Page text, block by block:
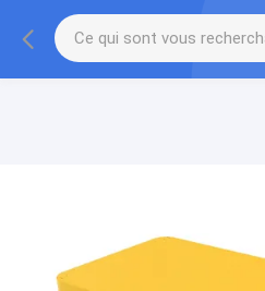
gtag('config', 'G-
"SameSite=None;Secure"});